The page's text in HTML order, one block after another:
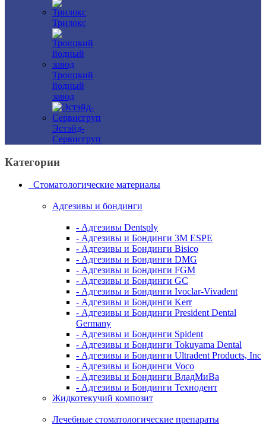
Трилокс
Троицкий
йодный
завод
Эстэйд-
Сервисгруп
Категории
Стоматологические материалы
Адгезивы и бондинги
- Адгезивы Dentsply
- Адгезивы и Бондинги 3M ESPE
- Адгезивы и Бондинги Bisico
- Адгезивы и Бондинги DMG
- Адгезивы и Бондинги FGM
- Адгезивы и Бондинги GC
- Адгезивы и Бондинги Ivoclar-Vivadent
- Адгезивы и Бондинги Kerr
- Адгезивы и Бондинги President Dental
Germany
- Адгезивы и Бондинги Spident
- Адгезивы и Бондинги Tokuyama Dental
- Адгезивы и Бондинги Ultradent Products, Inc
- Адгезивы и Бондинги Voco
- Адгезивы и Бондинги ВладМиВа
- Адгезивы и Бондинги Технодент
Жидкотекучий композит
Лечебные стоматологические препараты